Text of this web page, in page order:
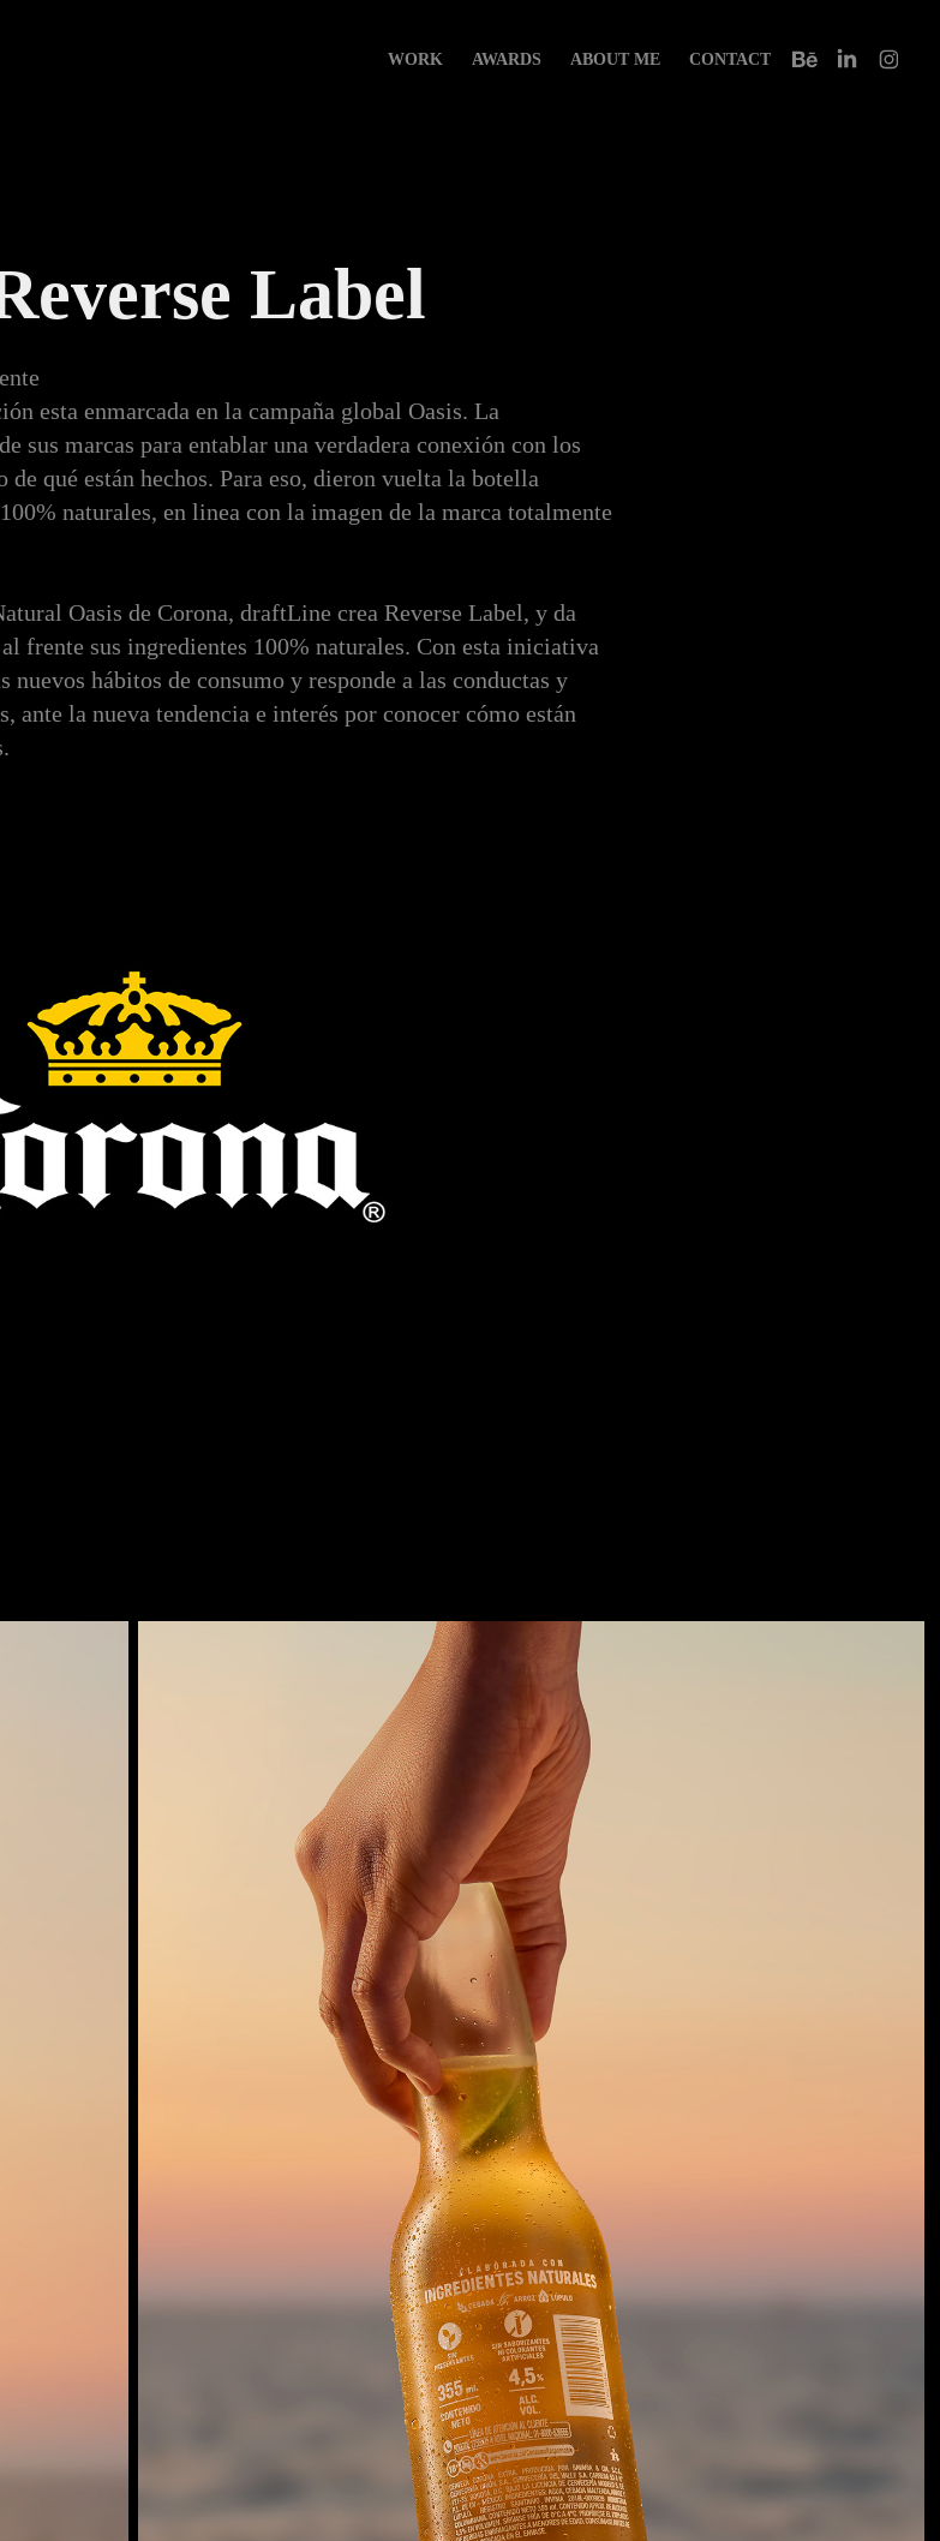
WORK AWARDS ABOUT ME CONTACT
Label
esta enmarcada en la campaña global Oasis. La
sus marcas para entablar una verdadera conexión con los
qué están hechos. Para eso, dieron vuelta la botella
naturales, en linea con la imagen de la marca totalmente
Oasis de Corona, draftLine crea Reverse Label, y da
frente sus ingredientes 100% naturales. Con esta iniciativa
nuevos hábitos de consumo y responde a las conductas y
ante la nueva tendencia e interés por conocer cómo están